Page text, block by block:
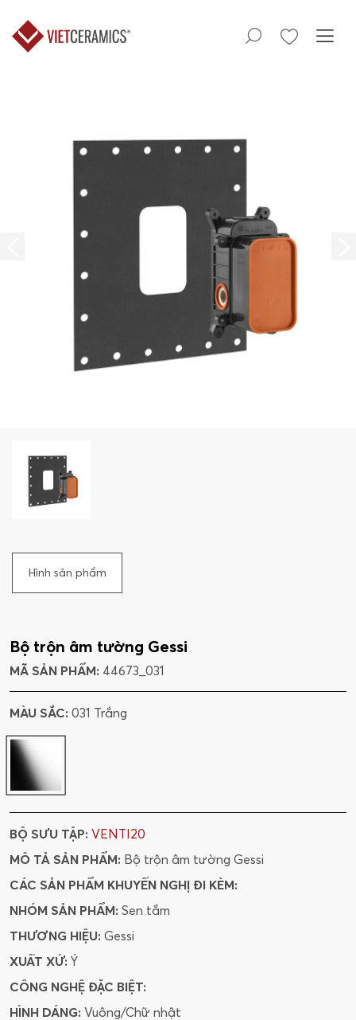
Hình sản phẩm
Bộ trộn âm tường Gessi
MÃ SẢN PHẨM: 44673_031
MÀU SẮC: 031 Trắng
BỘ SƯU TẬP: VENTI20
MÔ TẢ SẢN PHẨM: Bộ trộn âm tường Gessi
CÁC SẢN PHẨM KHUYẾN NGHỊ ĐI KÈM:
NHÓM SẢN PHẨM: Sen tắm
THƯƠNG HIỆU: Gessi
XUẤT XỨ: Ý
CÔNG NGHỆ ĐẶC BIỆT:
HÌNH DÁNG: Vuông/Chữ nhật